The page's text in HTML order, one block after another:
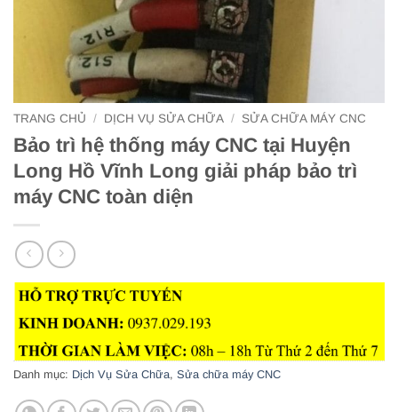
TRANG CHỦ / DỊCH VỤ SỬA CHỮA / SỬA CHỮA MÁY CNC
Bảo trì hệ thống máy CNC tại Huyện
Long Hồ Vĩnh Long giải pháp bảo trì
máy CNC toàn diện
Danh mục: Dịch Vụ Sửa Chữa, Sửa chữa máy CNC